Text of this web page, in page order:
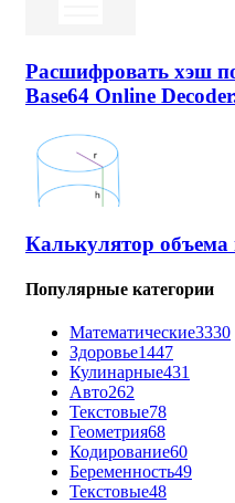
Расшифровать хэш
Base64 Online
Калькулятор объема
Популярные категории
Математические3330
Здоровье1447
Кулинарные431
Авто262
Текстовые78
Геометрия68
Кодирование60
Беременность49
Текстовые48